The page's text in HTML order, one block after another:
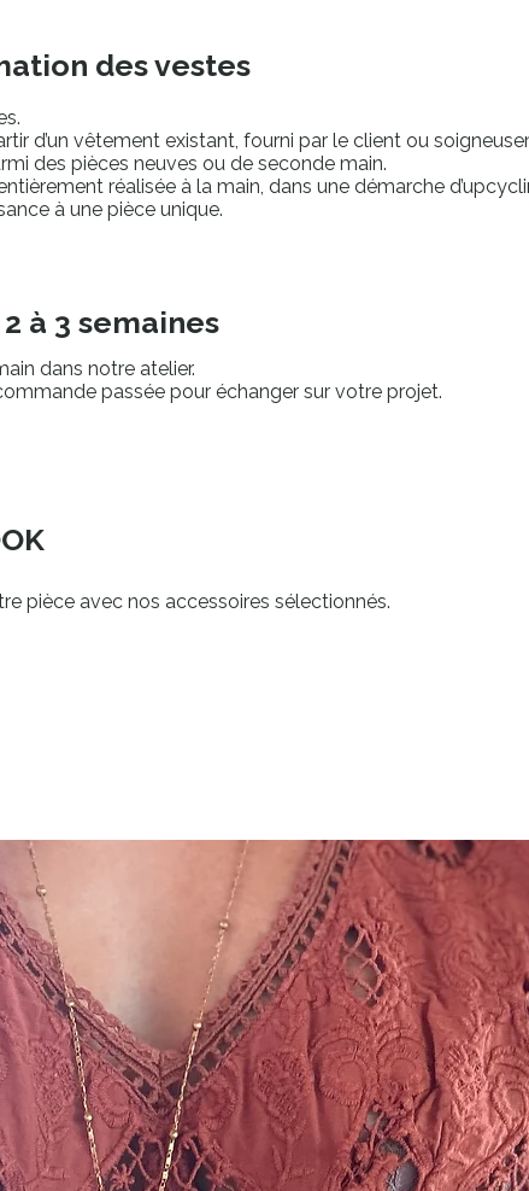
des vestes
d’un vêtement existant, fourni par le client ou
des pièces neuves ou de seconde main.
réalisée à la main, dans une démarche
à une pièce unique.
à 3 semaines
dans notre atelier.
passée pour échanger sur votre projet.
pièce avec nos accessoires sélectionnés.